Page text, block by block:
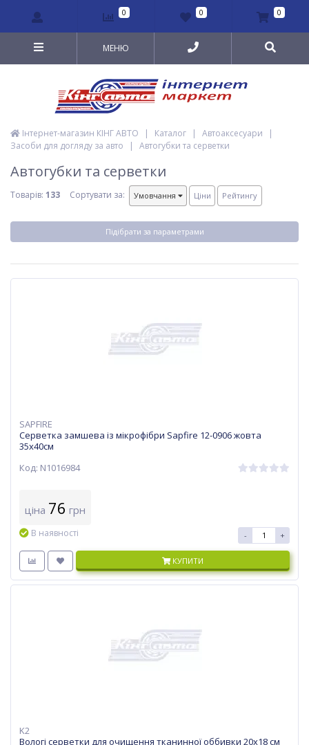
0 0 0
МЕНЮ
Інтернет-магазин КІНГ АВТО | Каталог | Автоаксесуари
|
Засоби для догляду за авто
| Автогубки та серветки
Автогубки та серветки
Товарів: 133 Сортувати за: Умовчання Ціни Рейтингу
Підібрати за параметрами
SAPFIRE
Серветка замшева із мікрофібри Sapfire 12-0906 жовта
35х40см
Код: N1016984
ціна 76 грн
В наявності - +
КУПИТИ
K2
Вологі серветки для очищення тканинної оббивки 20x18 см